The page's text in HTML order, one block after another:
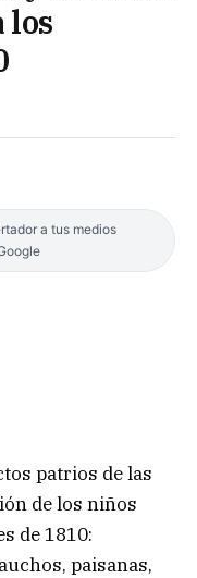
los
a tus medios
patrios de las
de los niños
de 1810:
paisanas,